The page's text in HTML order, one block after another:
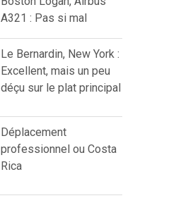
A321 : Pas si mal
Le Bernardin, New York :
Excellent, mais un peu
déçu sur le plat principal
Déplacement
professionnel ou Costa
Rica